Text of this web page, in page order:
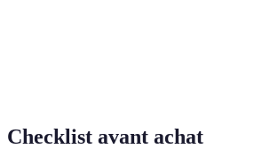
Checklist avant achat